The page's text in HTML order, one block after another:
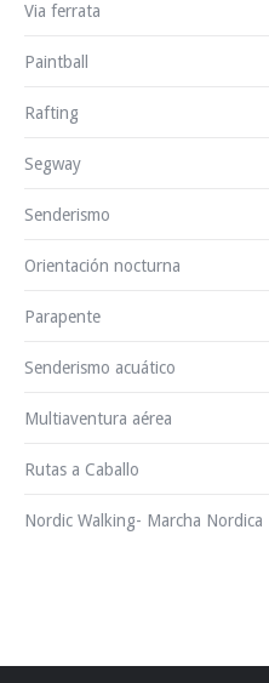
Via ferrata
Paintball
Rafting
Segway
Senderismo
Orientación nocturna
Parapente
Senderismo acuático
Multiaventura aérea
Rutas a Caballo
Nordic Walking- Marcha Nordica